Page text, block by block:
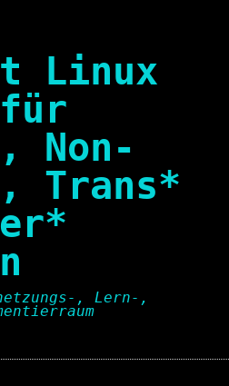
Linux
für
Non-
Trans*
, Lern-,